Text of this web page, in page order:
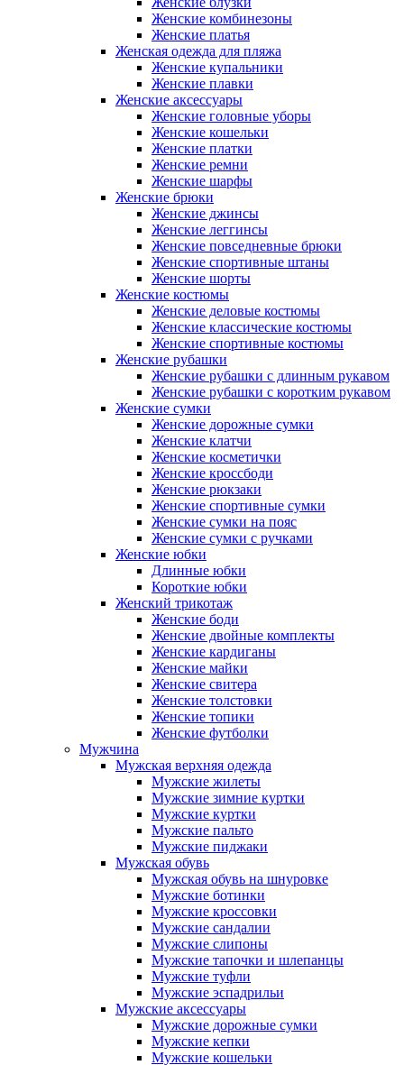
Женские комбинезоны
Женские платья
Женская одежда для пляжа
Женские купальники
Женские плавки
Женские аксессуары
Женские головные уборы
Женские кошельки
Женские платки
Женские ремни
Женские шарфы
Женские брюки
Женские джинсы
Женские леггинсы
Женские повседневные брюки
Женские спортивные штаны
Женские шорты
Женские костюмы
Женские деловые костюмы
Женские классические костюмы
Женские спортивные костюмы
Женские рубашки
Женские рубашки с длинным рукавом
Женские рубашки с коротким рукавом
Женские сумки
Женские дорожные сумки
Женские клатчи
Женские косметички
Женские кроссбоди
Женские рюкзаки
Женские спортивные сумки
Женские сумки на пояс
Женские сумки с ручками
Женские юбки
Длинные юбки
Короткие юбки
Женский трикотаж
Женские боди
Женские двойные комплекты
Женские кардиганы
Женские майки
Женские свитера
Женские толстовки
Женские топики
Женские футболки
Мужчина
Мужская верхняя одежда
Мужские жилеты
Мужские зимние куртки
Мужские куртки
Мужские пальто
Мужские пиджаки
Мужская обувь
Мужская обувь на шнуровке
Мужские ботинки
Мужские кроссовки
Мужские сандалии
Мужские слипоны
Мужские тапочки и шлепанцы
Мужские туфли
Мужские эспадрильи
Мужские аксессуары
Мужские дорожные сумки
Мужские кепки
Мужские кошельки